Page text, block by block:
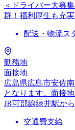
＜ドライバー大募
群！福利厚生も充実
配送・物流ス
勤務地
面接地
広島県広島市安佐
となります。面接
JR可部線緑井駅か
交通費支給